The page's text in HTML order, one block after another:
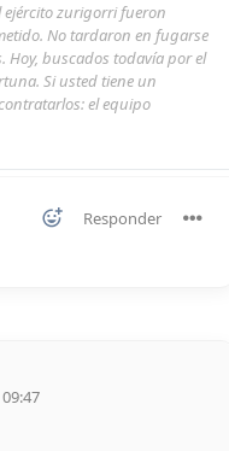
ejército zurigorri fueron
No tardaron en fugarse
Hoy, buscados todavía por el
Si usted tiene un
el equipo
Responder